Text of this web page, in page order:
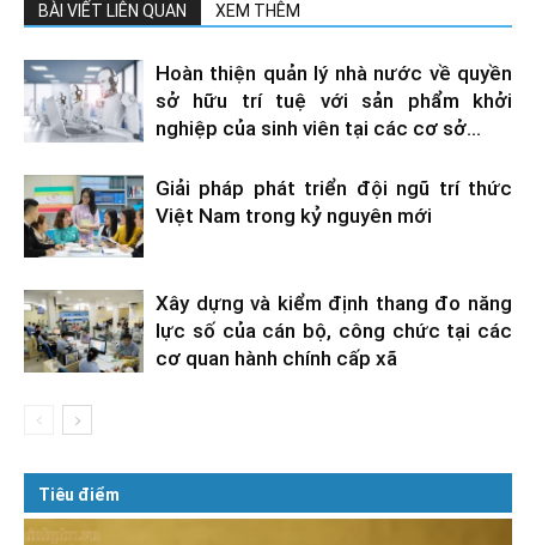
BÀI VIẾT LIÊN QUAN XEM THÊM
Hoàn thiện quản lý nhà nước về quyền
sở hữu trí tuệ với sản phẩm khởi
nghiệp của sinh viên tại các cơ sở...
Giải pháp phát triển đội ngũ trí thức
Việt Nam trong kỷ nguyên mới
Xây dựng và kiểm định thang đo năng
lực số của cán bộ, công chức tại các
cơ quan hành chính cấp xã
Tiêu điểm